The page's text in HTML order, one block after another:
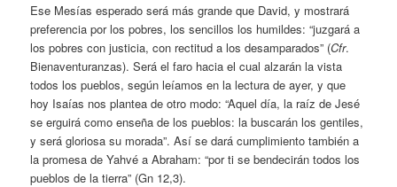
Ese Mesías esperado será más grande que David, y mostrará
preferencia por los pobres, los sencillos los humildes: “juzgará a
los pobres con justicia, con rectitud a los desamparados” (Cfr.
Bienaventuranzas). Será el faro hacia el cual alzarán la vista
todos los pueblos, según leíamos en la lectura de ayer, y que
hoy Isaías nos plantea de otro modo: “Aquel día, la raíz de Jesé
se erguirá como enseña de los pueblos: la buscarán los gentiles,
y será gloriosa su morada”. Así se dará cumplimiento también a
la promesa de Yahvé a Abraham: “por ti se bendecirán todos los
pueblos de la tierra” (Gn 12,3).